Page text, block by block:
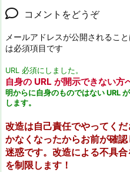
コメントをどうぞ
メールアドレスが公開されること
は必須項目です
URL 必須にしました。
自身の URL が開示できない方
明からに自身のものではない URL
します。
改造は自己責任でやってく
かなくなったからお前が確
迷惑です。改造による不具
を制限します！